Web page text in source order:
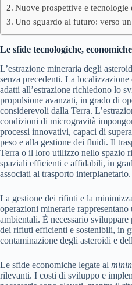
Nuove prospettive e tecnologie
Uno sguardo al futuro: verso
Le sfide tecnologiche,
L’estrazione mineraria degli
senza precedenti. La
adatti all’estrazione richiedono lo
propulsione avanzati, in grado di
considerevoli dalla Terra.
condizioni di microgravità
processi innovativi, capaci di
peso e alla gestione dei fluidi. Il
Terra o il loro utilizzo nello spazio
spaziali efficienti e affidabili, in
associati al trasporto interplanetario.
La gestione dei rifiuti e la
operazioni minerarie
ambientali. È necessario
dei rifiuti efficienti e sostenibili, in
contaminazione degli asteroidi e
Le sfide economiche legate al
rilevanti. I costi di sviluppo e